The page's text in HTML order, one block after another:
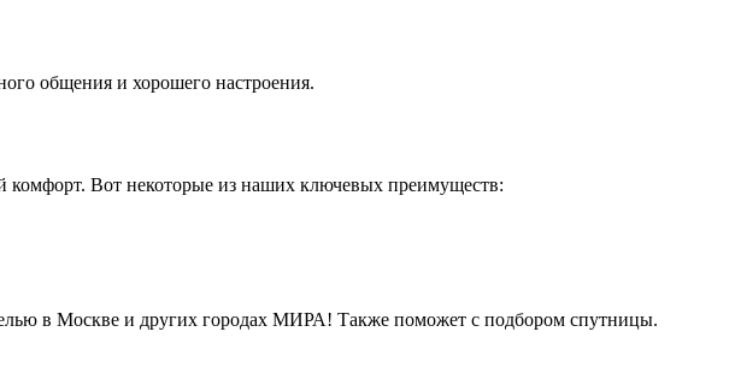
общения и хорошего настроения.
Вот некоторые из наших ключевых преимуществ:
в Москве и других городах МИРА! Также поможет с подбором спутницы.